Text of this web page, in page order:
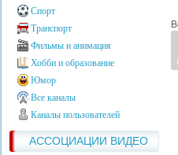
Спорт
Транспорт
Фильмы и анимация
Хобби и образование
Юмор
Все каналы
Каналы пользователей
АССОЦИАЦИИ ВИДЕО